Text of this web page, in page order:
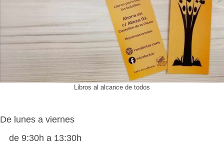
Libros al alcance de todos
De lunes a viernes
de 9:30h a 13:30h